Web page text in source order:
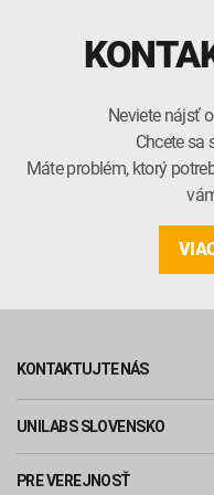
Neviete nájsť
Chcete
Máte problém, ktorý
KONTAKTUJTE NÁS
UNILABS SLOVENSKO
PRE VEREJNOSŤ